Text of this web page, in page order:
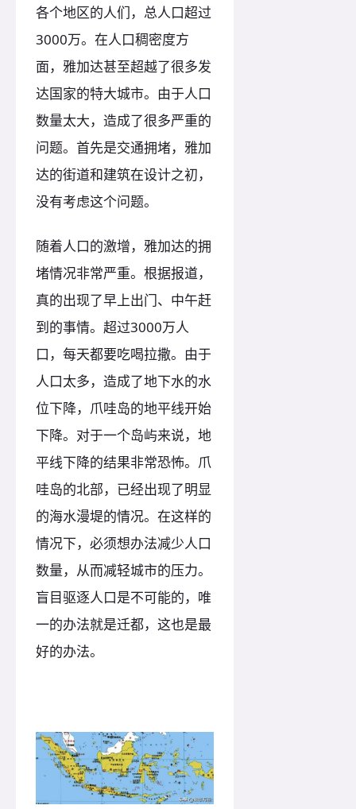
各个地区的人们，总人口超过
3000万。在人口稠密度方
面，雅加达甚至超越了很多发
达国家的特大城市。由于人口
数量太大，造成了很多严重的
问题。首先是交通拥堵，雅加
达的街道和建筑在设计之初，
没有考虑这个问题。
随着人口的激增，雅加达的拥
堵情况非常严重。根据报道，
真的出现了早上出门、中午赶
到的事情。超过3000万人
口，每天都要吃喝拉撒。由于
人口太多，造成了地下水的水
位下降，爪哇岛的地平线开始
下降。对于一个岛屿来说，地
平线下降的结果非常恐怖。爪
哇岛的北部，已经出现了明显
的海水漫堤的情况。在这样的
情况下，必须想办法减少人口
数量，从而减轻城市的压力。
盲目驱逐人口是不可能的，唯
一的办法就是迁都，这也是最
好的办法。